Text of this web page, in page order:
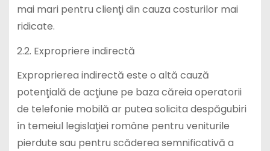
mai mari pentru clienţi din cauza costurilor mai
ridicate.
2.2. Expropriere indirectă
Exproprierea indirectă este o altă cauză
potenţială de acţiune pe baza căreia operatorii
de telefonie mobilă ar putea solicita despăgubiri
în temeiul legislaţiei române pentru veniturile
pierdute sau pentru scăderea semnificativă a